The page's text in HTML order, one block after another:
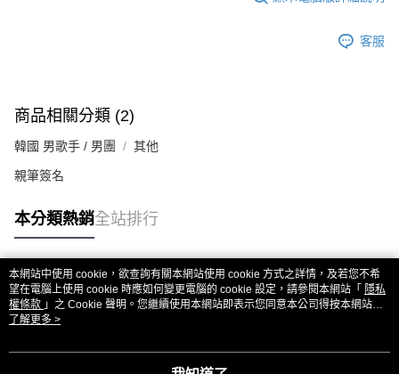
客服
商品相關分類 (2)
韓國 男歌手 / 男團 其他
親筆簽名
本分類熱銷全站排行
熱門標籤
本網站中使用 cookie，欲查詢有關本網站使用 cookie 方式之詳情，及若您不希
望在電腦上使用 cookie 時應如何變更電腦的 cookie 設定，請參閱本網站「 隱私
權條款 」之 Cookie 聲明。您繼續使用本網站即表示您同意本公司得按本網站使
用條款之 Cookie 聲明使用 cookie。
了解更多 >